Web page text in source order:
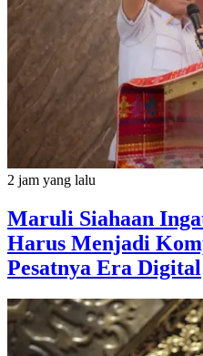
2 jam yang lalu
Maruli Siahaan
Harus Menjadi
Pesatnya Era Digital